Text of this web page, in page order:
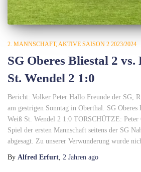
2. MANNSCHAFT AKTIVE SAISON 2 2023/2024
SG Oberes Bliestal 2
St. Wendel 2 1:0
Bericht: Volker Peter Hallo Freunde der SG,
am gestrigen Sonntag in Oberthal. SG
Weiß St. Wendel 2 1:0 TORSCHÜTZE: Peter
Spiel der ersten Mannschaft seitens der SG
abgesagt. Zu unserer Verwunderung wurde
By Alfred Erfurt 2 Jahren ago